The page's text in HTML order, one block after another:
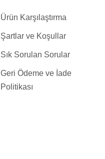
Ürün Karşılaştırma
Şartlar ve Koşullar
Sık Sorulan Sorular
Geri Ödeme ve İade
Politikası